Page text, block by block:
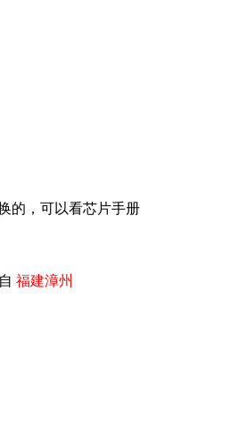
的，可以看芯片手册
福建漳州